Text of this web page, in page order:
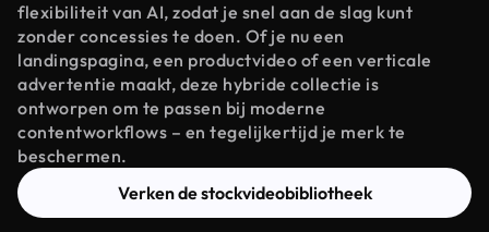
flexibiliteit van AI, zodat je snel aan de slag kunt
zonder concessies te doen. Of je nu een
landingspagina, een productvideo of een verticale
advertentie maakt, deze hybride collectie is
ontworpen om te passen bij moderne
contentworkflows – en tegelijkertijd je merk te
beschermen.
Verken de stockvideobibliotheek